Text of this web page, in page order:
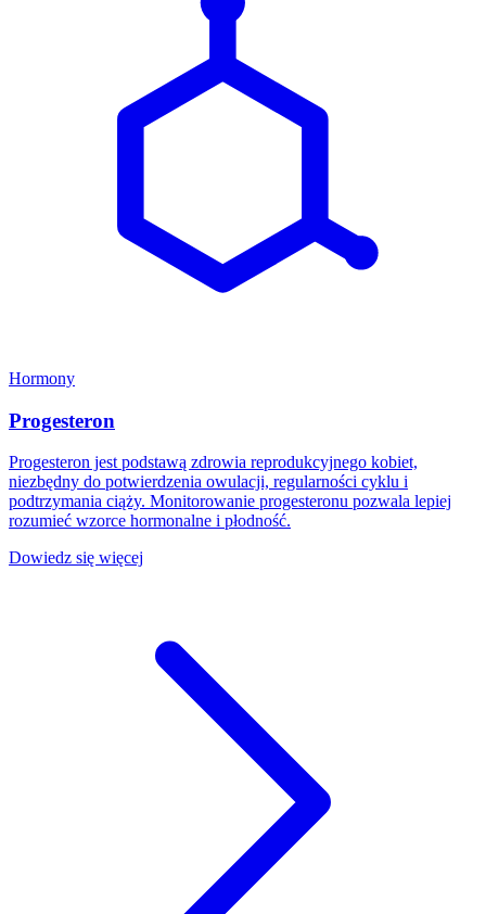
Hormony
Progesteron
Progesteron jest podstawą zdrowia reprodukcyjnego kobiet,
niezbędny do potwierdzenia owulacji, regularności cyklu i
podtrzymania ciąży. Monitorowanie progesteronu pozwala lepiej
rozumieć wzorce hormonalne i płodność.
Dowiedz się więcej